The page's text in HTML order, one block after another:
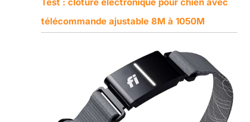
télécommande ajustable 8M à 1050M